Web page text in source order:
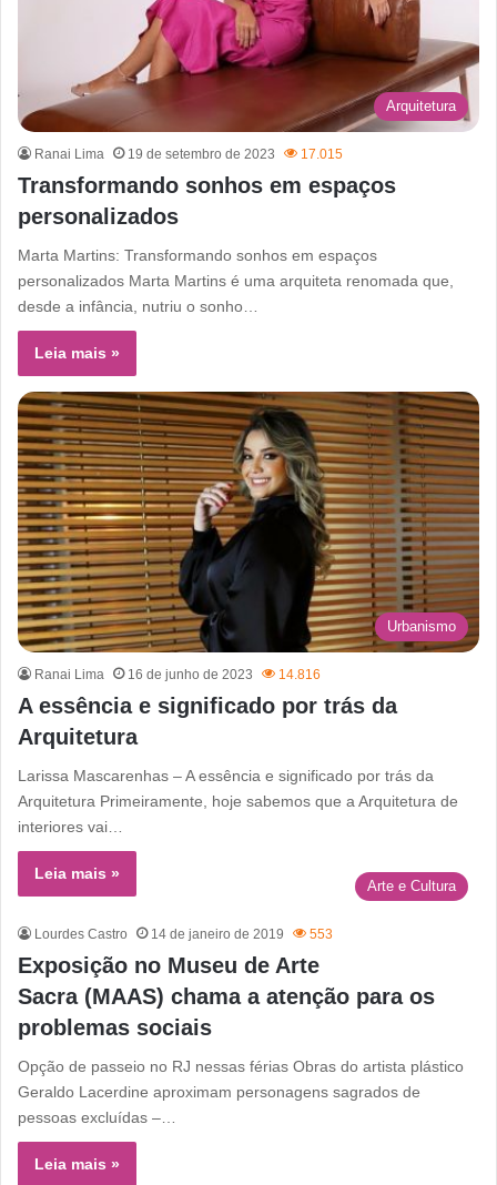
Arquitetura
Ranai Lima 19 de setembro de 2023 17.015
Transformando sonhos em espaços
personalizados
Marta Martins: Transformando sonhos em espaços
personalizados Marta Martins é uma arquiteta renomada que,
desde a infância, nutriu o sonho…
Leia mais »
Urbanismo
Ranai Lima 16 de junho de 2023 14.816
A essência e significado por trás da
Arquitetura
Larissa Mascarenhas – A essência e significado por trás da
Arquitetura Primeiramente, hoje sabemos que a Arquitetura de
interiores vai…
Leia mais »
Arte e Cultura
Lourdes Castro 14 de janeiro de 2019 553
Exposição no Museu de Arte
Sacra (MAAS) chama a atenção para os
problemas sociais
Opção de passeio no RJ nessas férias Obras do artista plástico
Geraldo Lacerdine aproximam personagens sagrados de
pessoas excluídas –…
Leia mais »